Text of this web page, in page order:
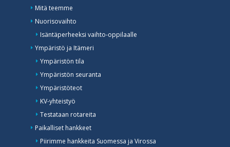
Mitä teemme
Nuorisovaihto
Isäntäperheeksi vaihto-oppilaalle
Ympäristö ja Itämeri
Ympäristön tila
Ympäristön seuranta
Ympäristöteot
KV-yhteistyö
Testataan rotareita
Paikalliset hankkeet
Piirimme hankkeita Suomessa ja Virossa